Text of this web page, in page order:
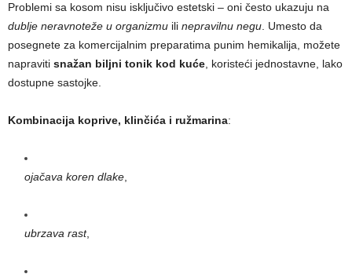
Problemi sa kosom nisu isključivo estetski – oni često ukazuju na
dublje neravnoteže u organizmu ili nepravilnu negu. Umesto da
posegnete za komercijalnim preparatima punim hemikalija, možete
napraviti snažan biljni tonik kod kuće, koristeći jednostavne, lako
dostupne sastojke.
Kombinacija koprive, klinčića i ružmarina:
ojačava koren dlake,
ubrzava rast,